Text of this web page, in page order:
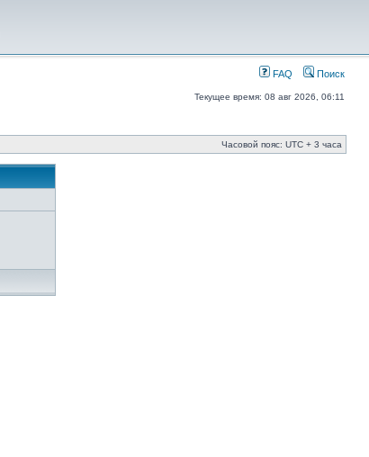
FAQ Поиск
Текущее время: 08 авг 2026, 06:11
Часовой пояс: UTC + 3 часа